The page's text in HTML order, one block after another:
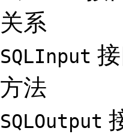
关系
SQLInput
方法
SQLOutput